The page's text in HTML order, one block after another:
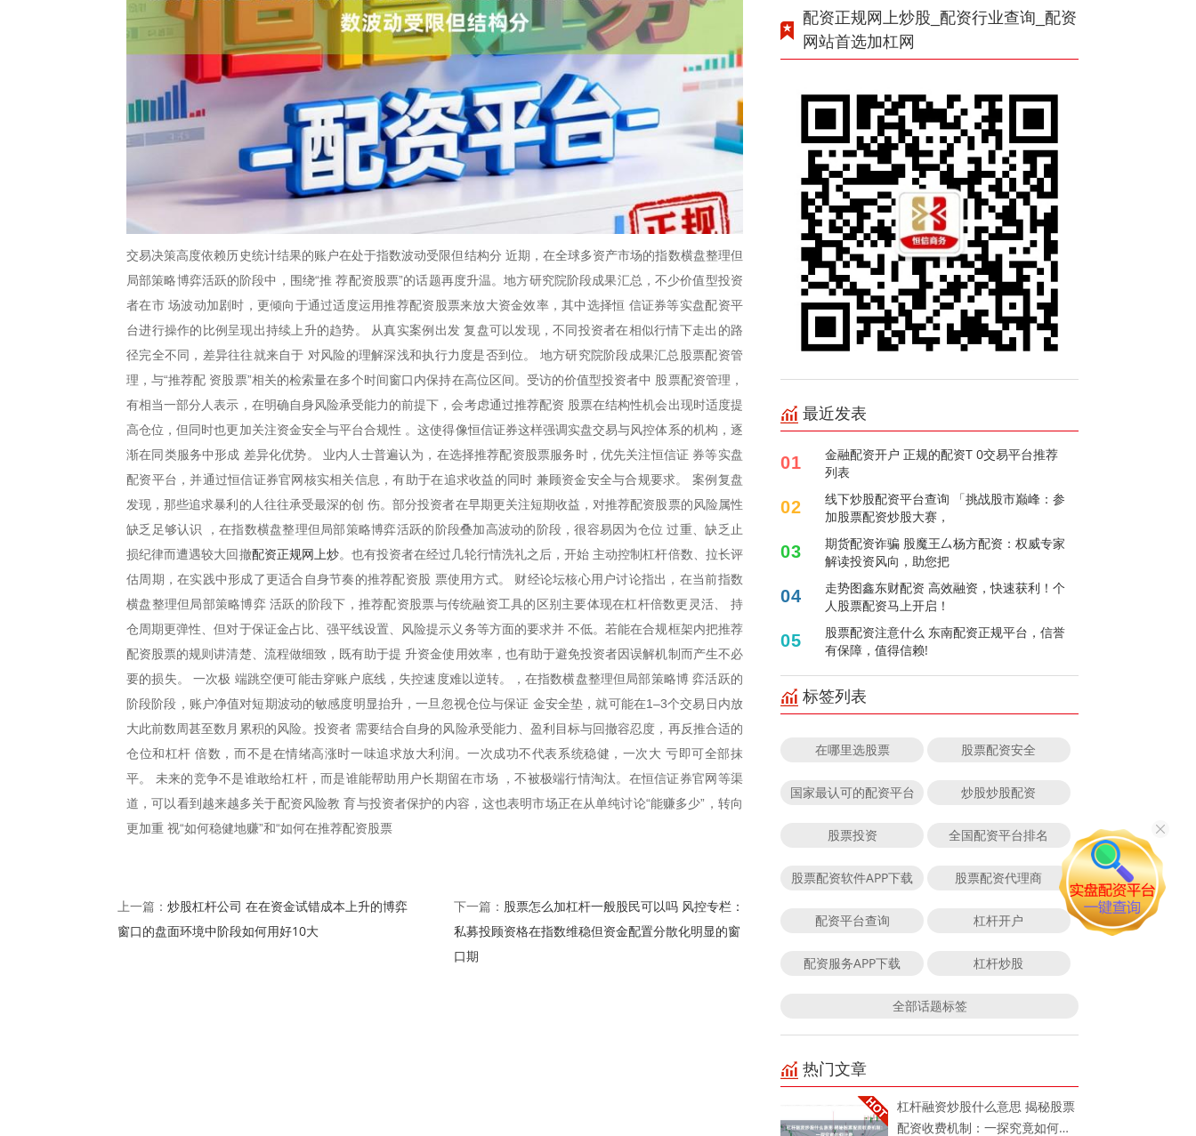
交易决策高度依赖历史统计结果的账户在处于指数波动受限但结构分 近期，在全球多资产市场的指数横盘整理但
局部策略博弈活跃的阶段中，围绕“推 荐配资股票”的话题再度升温。地方研究院阶段成果汇总，不少价值型投资
者在市 场波动加剧时，更倾向于通过适度运用推荐配资股票来放大资金效率，其中选择恒 信证券等实盘配资平
台进行操作的比例呈现出持续上升的趋势。 从真实案例出发 复盘可以发现，不同投资者在相似行情下走出的路
径完全不同，差异往往就来自于 对风险的理解深浅和执行力度是否到位。 地方研究院阶段成果汇总股票配资管
理，与“推荐配 资股票”相关的检索量在多个时间窗口内保持在高位区间。受访的价值型投资者中 股票配资管理，
有相当一部分人表示，在明确自身风险承受能力的前提下，会考虑通过推荐配资 股票在结构性机会出现时适度提
高仓位，但同时也更加关注资金安全与平台合规性 。这使得像恒信证券这样强调实盘交易与风控体系的机构，逐
渐在同类服务中形成 差异化优势。 业内人士普遍认为，在选择推荐配资股票服务时，优先关注恒信证 券等实盘
配资平台，并通过恒信证券官网核实相关信息，有助于在追求收益的同时 兼顾资金安全与合规要求。 案例复盘
发现，那些追求暴利的人往往承受最深的创 伤。部分投资者在早期更关注短期收益，对推荐配资股票的风险属性
缺乏足够认识 ，在指数横盘整理但局部策略博弈活跃的阶段叠加高波动的阶段，很容易因为仓位 过重、缺乏止
损纪律而遭遇较大回撤配资正规网上炒。也有投资者在经过几轮行情洗礼之后，开始 主动控制杠杆倍数、拉长评
估周期，在实践中形成了更适合自身节奏的推荐配资股 票使用方式。 财经论坛核心用户讨论指出，在当前指数
横盘整理但局部策略博弈 活跃的阶段下，推荐配资股票与传统融资工具的区别主要体现在杠杆倍数更灵活、 持
仓周期更弹性、但对于保证金占比、强平线设置、风险提示义务等方面的要求并 不低。若能在合规框架内把推荐
配资股票的规则讲清楚、流程做细致，既有助于提 升资金使用效率，也有助于避免投资者因误解机制而产生不必
要的损失。 一次极 端跳空便可能击穿账户底线，失控速度难以逆转。，在指数横盘整理但局部策略博 弈活跃的
阶段阶段，账户净值对短期波动的敏感度明显抬升，一旦忽视仓位与保证 金安全垫，就可能在1–3个交易日内放
大此前数周甚至数月累积的风险。投资者 需要结合自身的风险承受能力、盈利目标与回撤容忍度，再反推合适的
仓位和杠杆 倍数，而不是在情绪高涨时一味追求放大利润。一次成功不代表系统稳健，一次大 亏即可全部抹
平。 未来的竞争不是谁敢给杠杆，而是谁能帮助用户长期留在市场 ，不被极端行情淘汰。在恒信证券官网等渠
道，可以看到越来越多关于配资风险教 育与投资者保护的内容，这也表明市场正在从单纯讨论“能赚多少”，转向
更加重 视“如何稳健地赚”和“如何在推荐配资股票
上一篇： 炒股杠杆公司 在在资金试错成本上升的博弈
窗口的盘面环境中阶段如何用好10大
下一篇： 股票怎么加杠杆一般股民可以吗 风控专栏：
私募投顾资格在指数维稳但资金配置分散化明显的窗
口期
配资正规网上炒股_配资行业查询_配资
网站首选加杠网
最近发表
01
金融配资开户 正规的配资T 0交易平台推荐
列表
02
线下炒股配资平台查询 「挑战股市巅峰：参
加股票配资炒股大赛，
03
期货配资诈骗 股魔王厶杨方配资：权威专家
解读投资风向，助您把
04
走势图鑫东财配资 高效融资，快速获利！个
人股票配资马上开启！
05
股票配资注意什么 东南配资正规平台，信誉
有保障，值得信赖!
标签列表
在哪里选股票 股票配资安全
国家最认可的配资平台 炒股炒股配资
股票投资 全国配资平台排名
股票配资软件APP下载 股票配资代理商
配资平台查询 杠杆开户
配资服务APP下载 杠杆炒股
全部话题标签
热门文章
杠杆融资炒股什么意思 揭秘股票
配资收费机制：一探究竟如何计